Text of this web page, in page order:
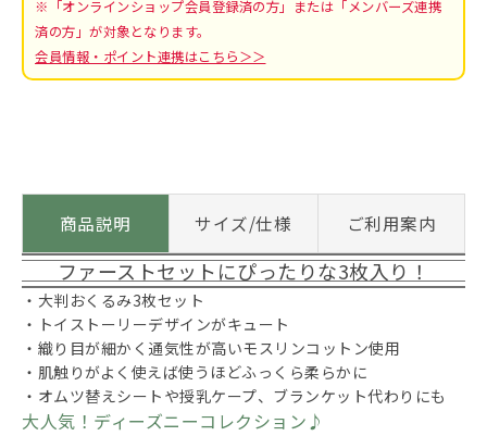
※「オンラインショップ会員登録済の方」または「メンバーズ連携
済の方」が対象となります。
会員情報・ポイント連携はこちら＞＞
商品説明 サイズ/仕様 ご利用案内
ファーストセットにぴったりな3枚入り！
・大判おくるみ3枚セット
・トイストーリーデザインがキュート
・織り目が細かく通気性が高いモスリンコットン使用
・肌触りがよく使えば使うほどふっくら柔らかに
・オムツ替えシートや授乳ケープ、ブランケット代わりにも
大人気！ディーズニーコレクション♪